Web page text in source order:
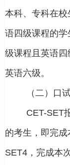
本科、专科在
语四级课程的
级课程且英语
英语六级。
（二）口
CET-SET
的考生，即完
SET4，完成本